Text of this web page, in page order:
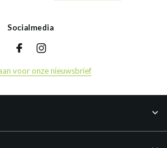
Socialmedia
voor onze nieuwsbrief